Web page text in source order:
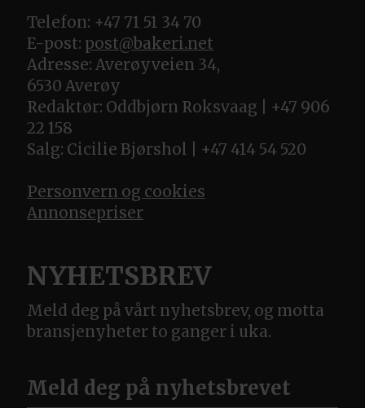
Telefon: +47 71 51 34 70
E-post: post@bakeri.net
Adresse: Averøyveien 34,
6530 Averøy
Redaktør: Oddbjørn Roksvaag | +47 906
22 158
Salg: Cicilie Bjørshol | +47 414 54 520
Personvern og cookies
Annonsepriser
NYHETSBREV
Meld deg på vårt nyhetsbrev, og motta
bransjenyheter to ganger i uka.
Meld deg på nyhetsbrevet